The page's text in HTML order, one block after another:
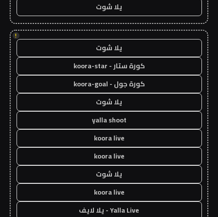
يلا شوت
!
يلا شوت
كورة ستار - koora-star
كورة جول - koora-goal
يلا شوت
yalla shoot
koora live
koora live
يلا شوت
koora live
Yalla Live - يلا لايف